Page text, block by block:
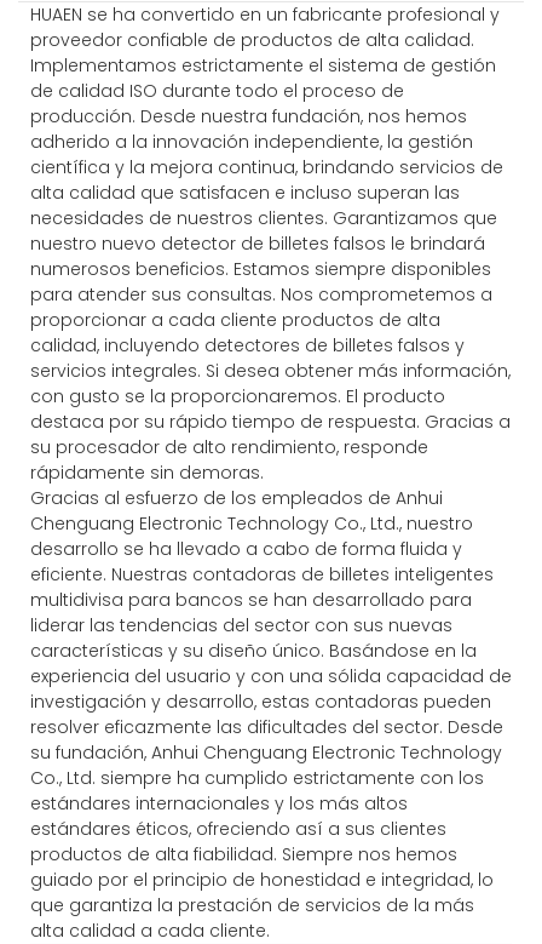
HUAEN se ha convertido en un fabricante profesional y
proveedor confiable de productos de alta calidad.
Implementamos estrictamente el sistema de gestión
de calidad ISO durante todo el proceso de
producción. Desde nuestra fundación, nos hemos
adherido a la innovación independiente, la gestión
científica y la mejora continua, brindando servicios de
alta calidad que satisfacen e incluso superan las
necesidades de nuestros clientes. Garantizamos que
nuestro nuevo detector de billetes falsos le brindará
numerosos beneficios. Estamos siempre disponibles
para atender sus consultas. Nos comprometemos a
proporcionar a cada cliente productos de alta
calidad, incluyendo detectores de billetes falsos y
servicios integrales. Si desea obtener más información,
con gusto se la proporcionaremos. El producto
destaca por su rápido tiempo de respuesta. Gracias a
su procesador de alto rendimiento, responde
rápidamente sin demoras.
Gracias al esfuerzo de los empleados de Anhui
Chenguang Electronic Technology Co., Ltd., nuestro
desarrollo se ha llevado a cabo de forma fluida y
eficiente. Nuestras contadoras de billetes inteligentes
multidivisa para bancos se han desarrollado para
liderar las tendencias del sector con sus nuevas
características y su diseño único. Basándose en la
experiencia del usuario y con una sólida capacidad de
investigación y desarrollo, estas contadoras pueden
resolver eficazmente las dificultades del sector. Desde
su fundación, Anhui Chenguang Electronic Technology
Co., Ltd. siempre ha cumplido estrictamente con los
estándares internacionales y los más altos
estándares éticos, ofreciendo así a sus clientes
productos de alta fiabilidad. Siempre nos hemos
guiado por el principio de honestidad e integridad, lo
que garantiza la prestación de servicios de la más
alta calidad a cada cliente.